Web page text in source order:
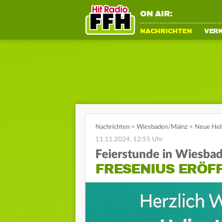
ON AIR:
NACHRICHTEN
Nachrichten > Wiesbaden/Mainz > Neue
11.11.2024, 12:55 Uhr
Feierstunde in
FRESENIUS